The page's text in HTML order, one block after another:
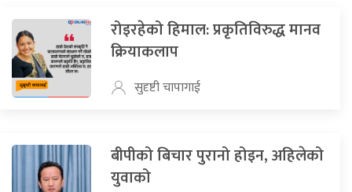
रोइरहेको हिमाल: प्रकृतिविरुद्ध मानव
क्रियाकलाप
सुदृष्टी चापागाई
बीपीको बिचार पुरानो होइन, अहिलेको
युवाको